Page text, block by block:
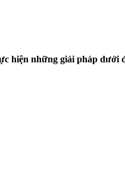
hiện những giải pháp dưới